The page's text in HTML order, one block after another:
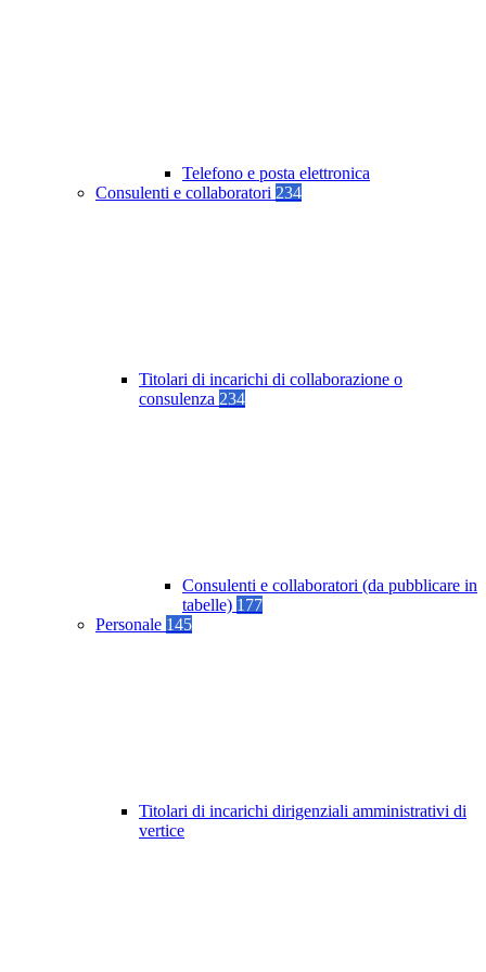
Telefono e posta elettronica
Consulenti e collaboratori 234
Titolari di incarichi di collaborazione o
consulenza 234
Consulenti e collaboratori (da pubblicare in
tabelle) 177
Personale 145
Titolari di incarichi dirigenziali amministrativi di
vertice